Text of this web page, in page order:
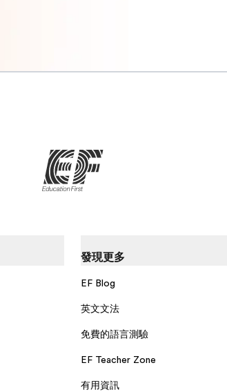
發現更多
EF Blog
英文文法
免費的語言測驗
EF Teacher Zone
有用資訊